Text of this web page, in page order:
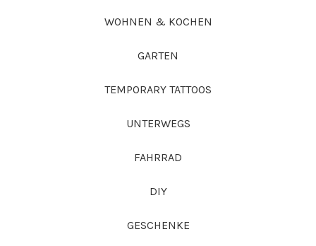
WOHNEN & KOCHEN
GARTEN
TEMPORARY TATTOOS
UNTERWEGS
FAHRRAD
DIY
GESCHENKE